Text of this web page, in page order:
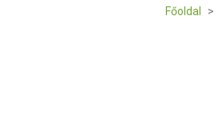
Főoldal